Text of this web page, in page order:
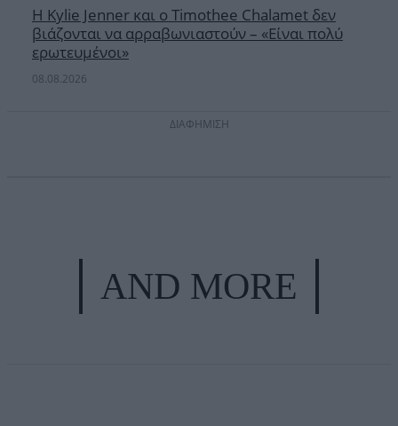
Η Kylie Jenner και ο Timothee Chalamet δεν
βιάζονται να αρραβωνιαστούν – «Είναι πολύ
ερωτευμένοι»
08.08.2026
ΔΙΑΦΗΜΙΣΗ
AND MORE